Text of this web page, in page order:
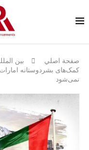
صفحة اصلي
بين
کمک‌های بشردوستانه
نمی‌شود